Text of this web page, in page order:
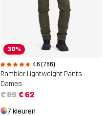
30%
4.6 (766)
Rambler Lightweight Pants
Dames
€ 89 € 62
7 kleuren